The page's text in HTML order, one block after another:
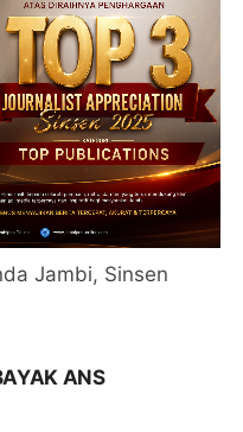
Jambi, Sinsen
ANS